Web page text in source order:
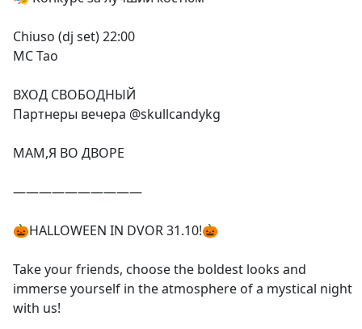
Chiuso (dj set) 22:00
MC Tao
ВХОД СВОБОДНЫЙ
Партнеры вечера @skullcandykg
МАМ,Я ВО ДВОРЕ
——————————
🎃HALLOWEEN IN DVOR 31.10!🎃
Take your friends, choose the boldest looks and
immerse yourself in the atmosphere of a mystical night
with us!